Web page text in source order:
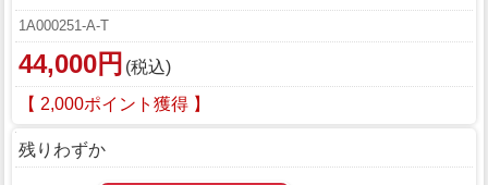
1A000251-A-T
44,000円 (税込)
【 2,000ポイント獲得 】
残りわずか